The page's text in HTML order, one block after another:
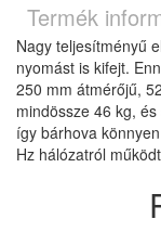
Termék
Nagy teljesítményű
nyomást is kifejt.
250 mm átmérőjű,
mindössze 46 kg,
így bárhova
Hz hálózatról